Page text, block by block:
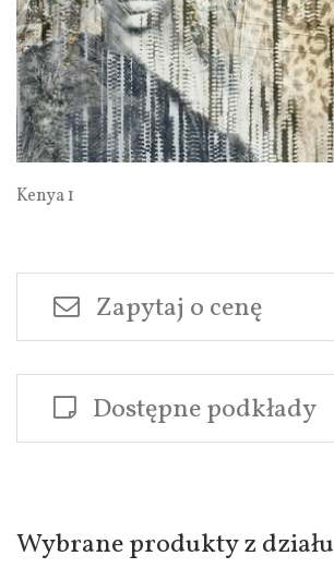
Kenya 1
Zapytaj o cenę
Dostępne podkłady
Wybrane produkty z działu